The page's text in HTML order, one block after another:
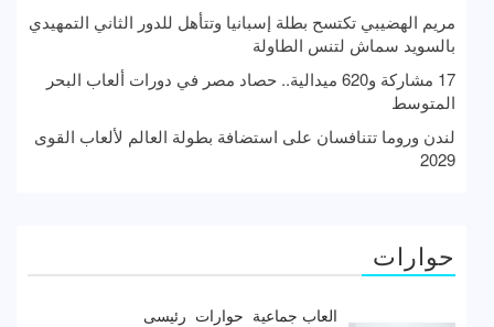
مريم الهضيبي تكتسح بطلة إسبانيا وتتأهل للدور الثاني التمهيدي
بالسويد سماش لتنس الطاولة
17 مشاركة و620 ميدالية.. حصاد مصر في دورات ألعاب البحر
المتوسط
لندن وروما تتنافسان على استضافة بطولة العالم لألعاب القوى
2029
حوارات
العاب جماعية حوارات رئيسى